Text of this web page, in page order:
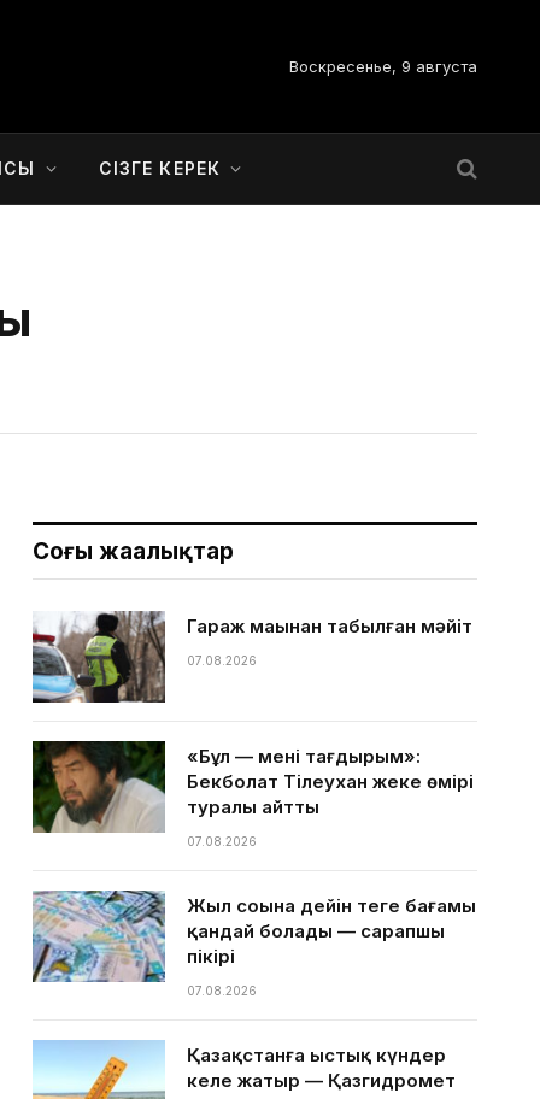
Воскресенье, 9 августа
СІЗГЕ КЕРЕК
Соңғы жаңалықтар
Гараж маңынан табылған мәйіт
07.08.2026
«Бұл — менің тағдырым»:
Бекболат Тілеухан жеке өмірі
туралы айтты
07.08.2026
Жыл соңына дейін теңге бағамы
қандай болады — сарапшы
пікірі
07.08.2026
Қазақстанға ыстық күндер
келе жатыр — Қазгидромет